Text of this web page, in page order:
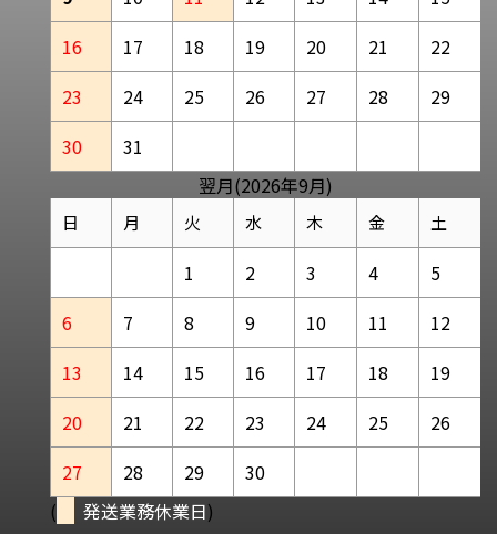
16
17 18 19 20 21
22
23
24 25 26 27 28
29
30
31
翌月(2026年9月)
日 月 火 水 木 金 土
1 2 3 4
5
6
7 8 9 10 11
12
13
14 15 16 17 18
19
20
21 22 23 24 25
26
27
28 29
30
(
発送業務休業日)